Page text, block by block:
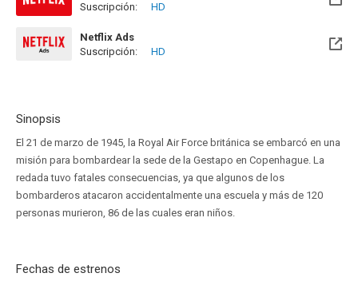
Suscripción:
HD
Netflix Ads
Suscripción:
HD
Sinopsis
El 21 de marzo de 1945, la Royal Air Force británica se embarcó en una
misión para bombardear la sede de la Gestapo en Copenhague. La
redada tuvo fatales consecuencias, ya que algunos de los
bombarderos atacaron accidentalmente una escuela y más de 120
personas murieron, 86 de las cuales eran niños.
Fechas de estrenos